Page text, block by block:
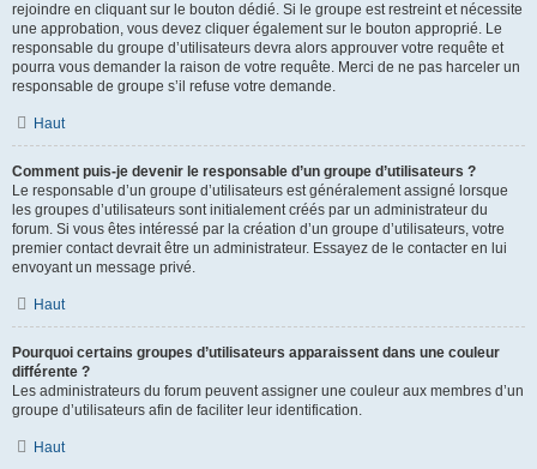
rejoindre en cliquant sur le bouton dédié. Si le groupe est restreint et nécessite
une approbation, vous devez cliquer également sur le bouton approprié. Le
responsable du groupe d’utilisateurs devra alors approuver votre requête et
pourra vous demander la raison de votre requête. Merci de ne pas harceler un
responsable de groupe s’il refuse votre demande.
Haut
Comment puis-je devenir le responsable d’un groupe d’utilisateurs ?
Le responsable d’un groupe d’utilisateurs est généralement assigné lorsque
les groupes d’utilisateurs sont initialement créés par un administrateur du
forum. Si vous êtes intéressé par la création d’un groupe d’utilisateurs, votre
premier contact devrait être un administrateur. Essayez de le contacter en lui
envoyant un message privé.
Haut
Pourquoi certains groupes d’utilisateurs apparaissent dans une couleur
différente ?
Les administrateurs du forum peuvent assigner une couleur aux membres d’un
groupe d’utilisateurs afin de faciliter leur identification.
Haut